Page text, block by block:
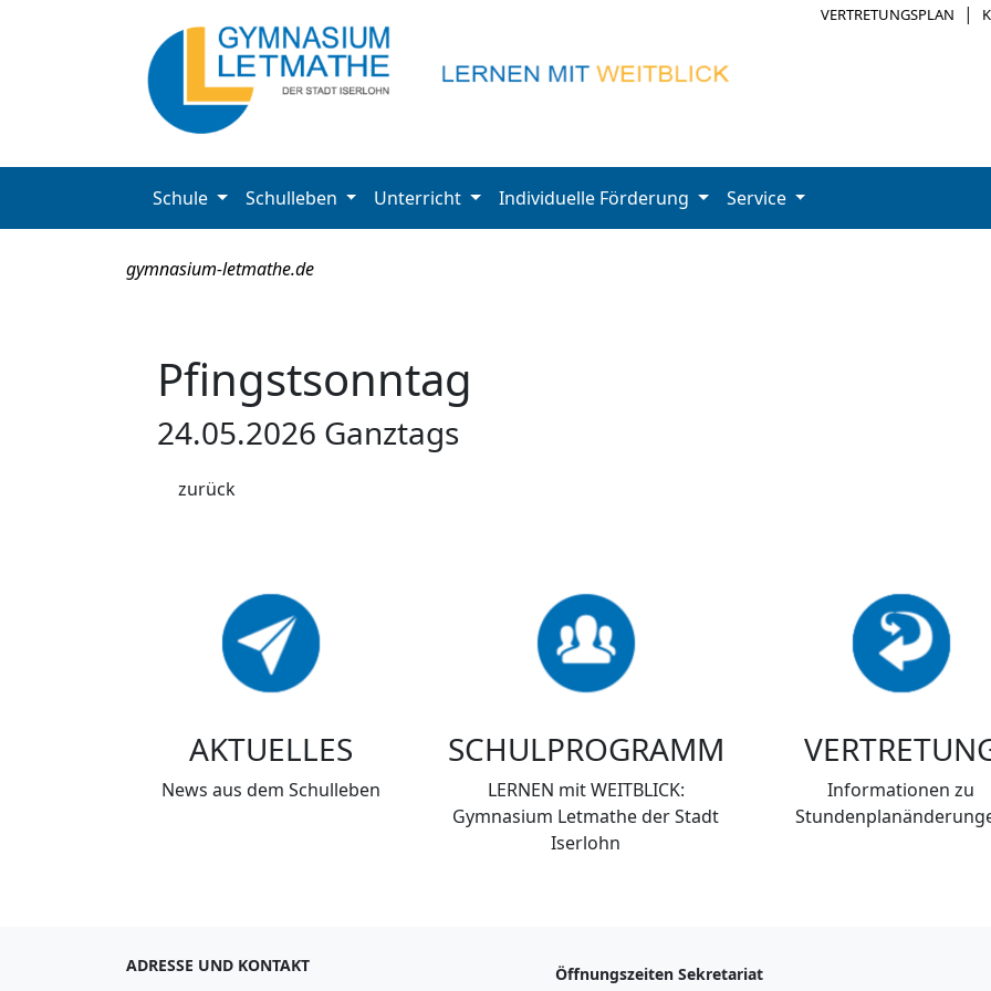
VERTRETUNGSPLAN |
Schule Schulleben Unterricht Individuelle Förderung Service
gymnasium-letmathe.de
Pfingstsonntag
24.05.2026 Ganztags
zurück
AKTUELLES
News aus dem Schulleben
SCHULPROGRAMM
LERNEN mit WEITBLICK:
Gymnasium Letmathe der Stadt
Iserlohn
Informationen zu
ADRESSE UND KONTAKT Öffnungszeiten Sekretariat